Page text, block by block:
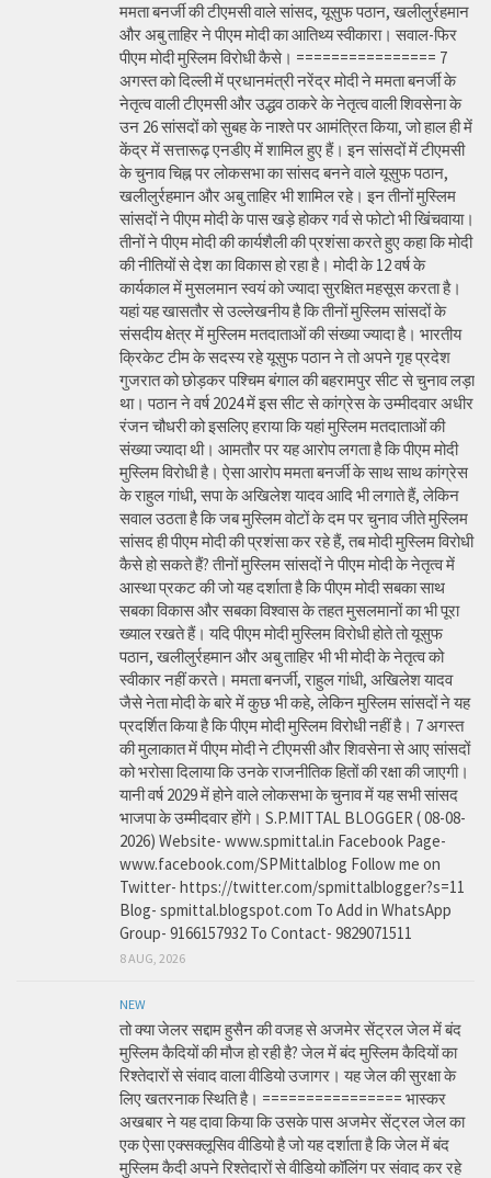
ममता बनर्जी की टीएमसी वाले सांसद, यूसुफ पठान, खलीलुर्रहमान
और अबु ताहिर ने पीएम मोदी का आतिथ्य स्वीकारा। सवाल-फिर
पीएम मोदी मुस्लिम विरोधी कैसे। ================ 7
अगस्त को दिल्ली में प्रधानमंत्री नरेंद्र मोदी ने ममता बनर्जी के
नेतृत्व वाली टीएमसी और उद्धव ठाकरे के नेतृत्व वाली शिवसेना के
उन 26 सांसदों को सुबह के नाश्ते पर आमंत्रित किया, जो हाल ही में
केंद्र में सत्तारूढ़ एनडीए में शामिल हुए हैं। इन सांसदों में टीएमसी
के चुनाव चिह्न पर लोकसभा का सांसद बनने वाले यूसुफ पठान,
खलीलुर्रहमान और अबु ताहिर भी शामिल रहे। इन तीनों मुस्लिम
सांसदों ने पीएम मोदी के पास खड़े होकर गर्व से फोटो भी खिंचवाया।
तीनों ने पीएम मोदी की कार्यशैली की प्रशंसा करते हुए कहा कि मोदी
की नीतियों से देश का विकास हो रहा है। मोदी के 12 वर्ष के
कार्यकाल में मुसलमान स्वयं को ज्यादा सुरक्षित महसूस करता है।
यहां यह खासतौर से उल्लेखनीय है कि तीनों मुस्लिम सांसदों के
संसदीय क्षेत्र में मुस्लिम मतदाताओं की संख्या ज्यादा है। भारतीय
क्रिकेट टीम के सदस्य रहे यूसुफ पठान ने तो अपने गृह प्रदेश
गुजरात को छोड़कर पश्चिम बंगाल की बहरामपुर सीट से चुनाव लड़ा
था। पठान ने वर्ष 2024 में इस सीट से कांग्रेस के उम्मीदवार अधीर
रंजन चौधरी को इसलिए हराया कि यहां मुस्लिम मतदाताओं की
संख्या ज्यादा थी। आमतौर पर यह आरोप लगता है कि पीएम मोदी
मुस्लिम विरोधी है। ऐसा आरोप ममता बनर्जी के साथ साथ कांग्रेस
के राहुल गांधी, सपा के अखिलेश यादव आदि भी लगाते हैं, लेकिन
सवाल उठता है कि जब मुस्लिम वोटों के दम पर चुनाव जीते मुस्लिम
सांसद ही पीएम मोदी की प्रशंसा कर रहे हैं, तब मोदी मुस्लिम विरोधी
कैसे हो सकते हैं? तीनों मुस्लिम सांसदों ने पीएम मोदी के नेतृत्व में
आस्था प्रकट की जो यह दर्शाता है कि पीएम मोदी सबका साथ
सबका विकास और सबका विश्वास के तहत मुसलमानों का भी पूरा
ख्याल रखते हैं। यदि पीएम मोदी मुस्लिम विरोधी होते तो यूसुफ
पठान, खलीलुर्रहमान और अबु ताहिर भी भी मोदी के नेतृत्व को
स्वीकार नहीं करते। ममता बनर्जी, राहुल गांधी, अखिलेश यादव
जैसे नेता मोदी के बारे में कुछ भी कहे, लेकिन मुस्लिम सांसदों ने यह
प्रदर्शित किया है कि पीएम मोदी मुस्लिम विरोधी नहीं है। 7 अगस्त
की मुलाकात में पीएम मोदी ने टीएमसी और शिवसेना से आए सांसदों
को भरोसा दिलाया कि उनके राजनीतिक हितों की रक्षा की जाएगी।
यानी वर्ष 2029 में होने वाले लोकसभा के चुनाव में यह सभी सांसद
भाजपा के उम्मीदवार होंगे। S.P.MITTAL BLOGGER ( 08-08-
2026) Website- www.spmittal.in Facebook Page-
www.facebook.com/SPMittalblog Follow me on
Twitter- https://twitter.com/spmittalblogger?s=11
Blog- spmittal.blogspot.com To Add in WhatsApp
Group- 9166157932 To Contact- 9829071511
8 AUG, 2026
NEW
तो क्या जेलर सद्दाम हुसैन की वजह से अजमेर सेंट्रल जेल में बंद
मुस्लिम कैदियों की मौज हो रही है? जेल में बंद मुस्लिम कैदियों का
रिश्तेदारों से संवाद वाला वीडियो उजागर। यह जेल की सुरक्षा के
लिए खतरनाक स्थिति है। ================ भास्कर
अखबार ने यह दावा किया कि उसके पास अजमेर सेंट्रल जेल का
एक ऐसा एक्सक्लूसिव वीडियो है जो यह दर्शाता है कि जेल में बंद
मुस्लिम कैदी अपने रिश्तेदारों से वीडियो कॉलिंग पर संवाद कर रहे